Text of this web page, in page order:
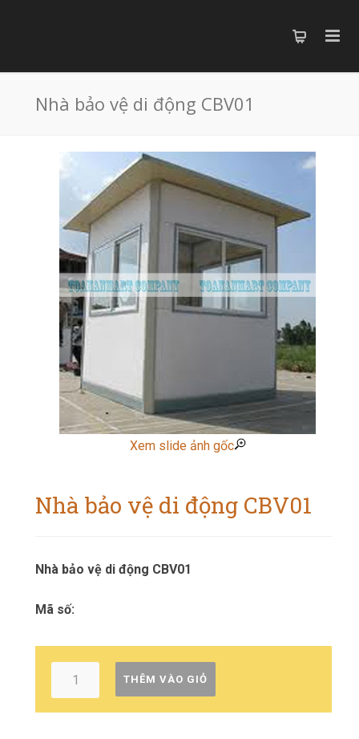
Nhà bảo vệ di động CBV01
Xem slide ảnh gốc
Nhà bảo vệ di động CBV01
Nhà bảo vệ di động CBV01
Mã số:
THÊM VÀO GIỎ